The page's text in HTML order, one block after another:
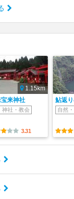
1.15km
来神社
神社・教会
3.31
鮎返
自然